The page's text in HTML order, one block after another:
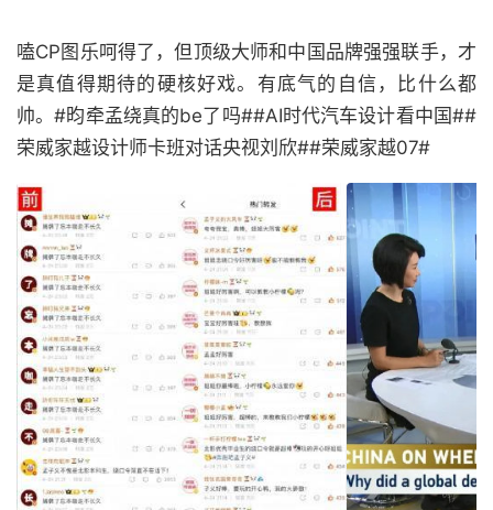
嗑CP图乐呵得了，但顶级大师和中国品牌强强联手，才
是真值得期待的硬核好戏。有底气的自信，比什么都
帅。#昀牵孟绕真的be了吗##AI时代汽车设计看中国##
荣威家越设计师卡班对话央视刘欣##荣威家越07#